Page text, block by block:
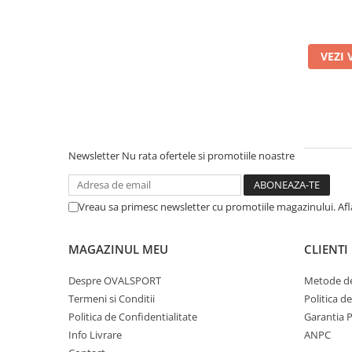
VEZI
Newsletter Nu rata ofertele si promotiile noastre
Vreau sa primesc newsletter cu promotiile magazinului.
MAGAZINUL MEU
Despre OVALSPORT
Termeni si Conditii
Politica de Confidentialitate
Info Livrare
CLIENTI
Metode
Politica
Garantia
ANPC